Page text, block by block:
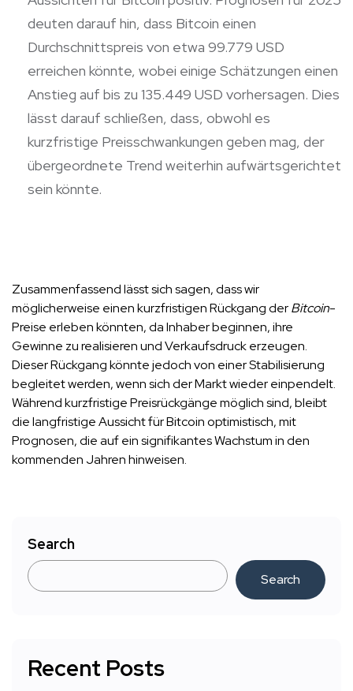
deuten darauf hin, dass Bitcoin einen
Durchschnittspreis von etwa 99.779 USD
erreichen könnte, wobei einige Schätzungen einen
Anstieg auf bis zu 135.449 USD vorhersagen. Dies
lässt darauf schließen, dass, obwohl es
kurzfristige Preisschwankungen geben mag, der
übergeordnete Trend weiterhin aufwärtsgerichtet
sein könnte.
Zusammenfassend lässt sich sagen, dass wir
möglicherweise einen kurzfristigen Rückgang derBitcoin-
Preise erleben könnten, da Inhaber beginnen, ihre
Gewinne zu realisieren und Verkaufsdruck erzeugen.
Dieser Rückgang könnte jedoch von einer Stabilisierung
begleitet werden, wenn sich der Markt wieder einpendelt.
Während kurzfristige Preisrückgänge möglich sind, bleibt
die langfristige Aussicht für Bitcoin optimistisch, mit
Prognosen, die auf ein signifikantes Wachstum in den
kommenden Jahren hinweisen.
Search
Search
Recent Posts